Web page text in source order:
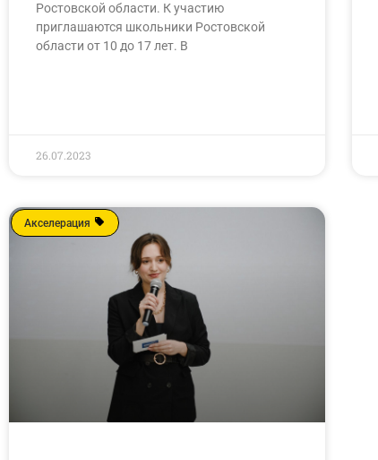
Ростовской области. К участию
приглашаются школьники Ростовской
области от 10 до 17 лет. В
26.07.2023
Акселерация